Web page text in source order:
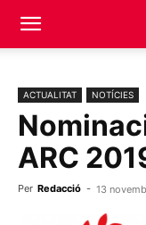
ACTUALITAT NOTÍCIES
ARC
Per Redacció - 13